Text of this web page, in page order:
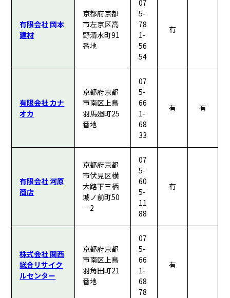
有限会社 岡本
建材
京都府京都
市左京区高
野清水町91
番地
07
5-
78
1-
56
54
有
有限会社 カナ
オカ
京都府京都
市南区上鳥
羽馬廻町25
番地
07
5-
66
1-
68
33
有 有
有限会社 河原
商店
京都府京都
市伏見区横
大路下三栖
城ノ前町50
－2
07
5-
60
5-
11
88
有
株式会社 関西
総合リサイク
ルセンター
京都府京都
市南区上鳥
羽角田町21
番地
07
5-
66
1-
68
78
有